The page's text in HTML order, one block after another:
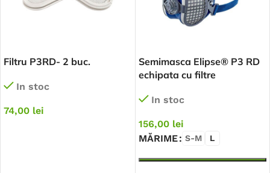
Filtru P3RD- 2 buc.
In stoc
74,00 lei
Semimasca Elipse® P3 RD
echipata cu filtre
In stoc
156,00 lei
MĂRIME
S-M L